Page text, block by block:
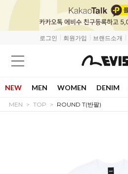
로그인 회원가입 브랜드소개
NEW MEN WOMEN DENIM
MEN TOP ROUND T(반팔)